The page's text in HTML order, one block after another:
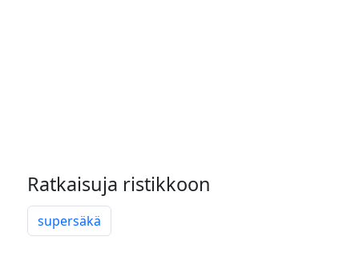
Ratkaisuja ristikkoon
supersäkä